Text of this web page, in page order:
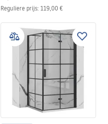
Reguliere prijs: 119,00 €